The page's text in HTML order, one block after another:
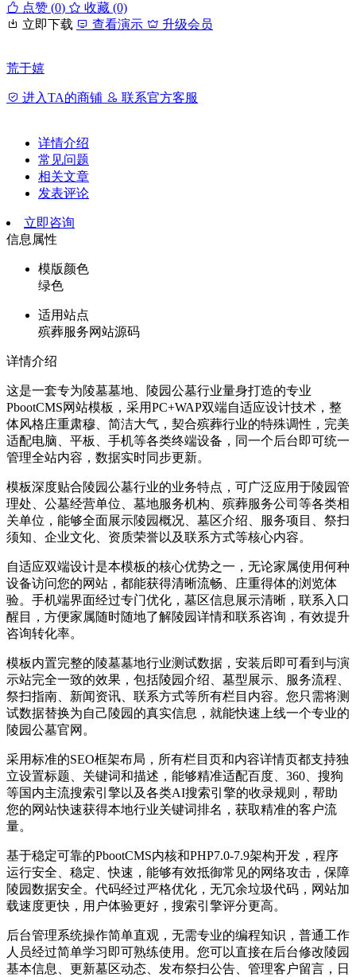
点赞 (0)
收藏 (0)
立即下载
查看演示 升级会员
荒于嬉
进入TA的商铺 联系官方客服
详情介绍
常见问题
相关文章
发表评论
立即咨询
信息属性
模版颜色
绿色
适用站点
殡葬服务网站源码
详情介绍
这是一套专为陵墓墓地、陵园公墓行业量身打造的专业
PbootCMS网站模板，采用PC+WAP双端自适应设计技术，整
体风格庄重肃穆、简洁大气，契合殡葬行业的特殊调性，完美
适配电脑、平板、手机等各类终端设备，同一个后台即可统一
管理全站内容，数据实时同步更新。
模板深度贴合陵园公墓行业的业务特点，可广泛应用于陵园管
理处、公墓经营单位、墓地服务机构、殡葬服务公司等各类相
关单位，能够全面展示陵园概况、墓区介绍、服务项目、祭扫
须知、企业文化、资质荣誉以及联系方式等核心内容。
自适应双端设计是本模板的核心优势之一，无论家属使用何种
设备访问您的网站，都能获得清晰流畅、庄重得体的浏览体
验。手机端界面经过专门优化，墓区信息展示清晰，联系入口
醒目，方便家属随时随地了解陵园详情和联系咨询，有效提升
咨询转化率。
模板内置完整的陵墓墓地行业测试数据，安装后即可看到与演
示站完全一致的效果，包括陵园介绍、墓型展示、服务流程、
祭扫指南、新闻资讯、联系方式等所有栏目内容。您只需将测
试数据替换为自己陵园的真实信息，就能快速上线一个专业的
陵园公墓官网。
采用标准的SEO框架布局，所有栏目页和内容详情页都支持独
立设置标题、关键词和描述，能够精准适配百度、360、搜狗
等国内主流搜索引擎以及各类AI搜索引擎的收录规则，帮助
您的网站快速获得本地行业关键词排名，获取精准的客户流
量。
基于稳定可靠的PbootCMS内核和PHP7.0-7.9架构开发，程序
运行安全、稳定、快速，能够有效抵御常见的网络攻击，保障
陵园数据安全。代码经过严格优化，无冗余垃圾代码，网站加
载速度更快，用户体验更好，搜索引擎评分更高。
后台管理系统操作简单直观，无需专业的编程知识，普通工作
人员经过简单学习即可熟练使用。您可以直接在后台修改陵园
基本信息、更新墓区动态、发布祭扫公告、管理客户留言，日